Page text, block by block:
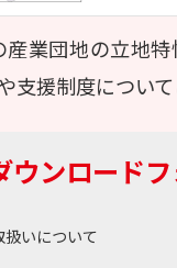
業団地の立地特
支援制度につい
ウンロード
いについて